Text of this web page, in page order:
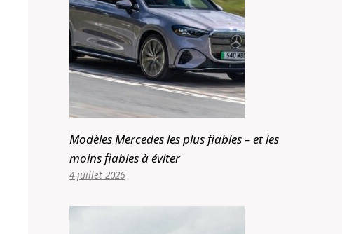
Modèles Mercedes les plus fiables – et les
moins fiables à éviter
4 juillet 2026